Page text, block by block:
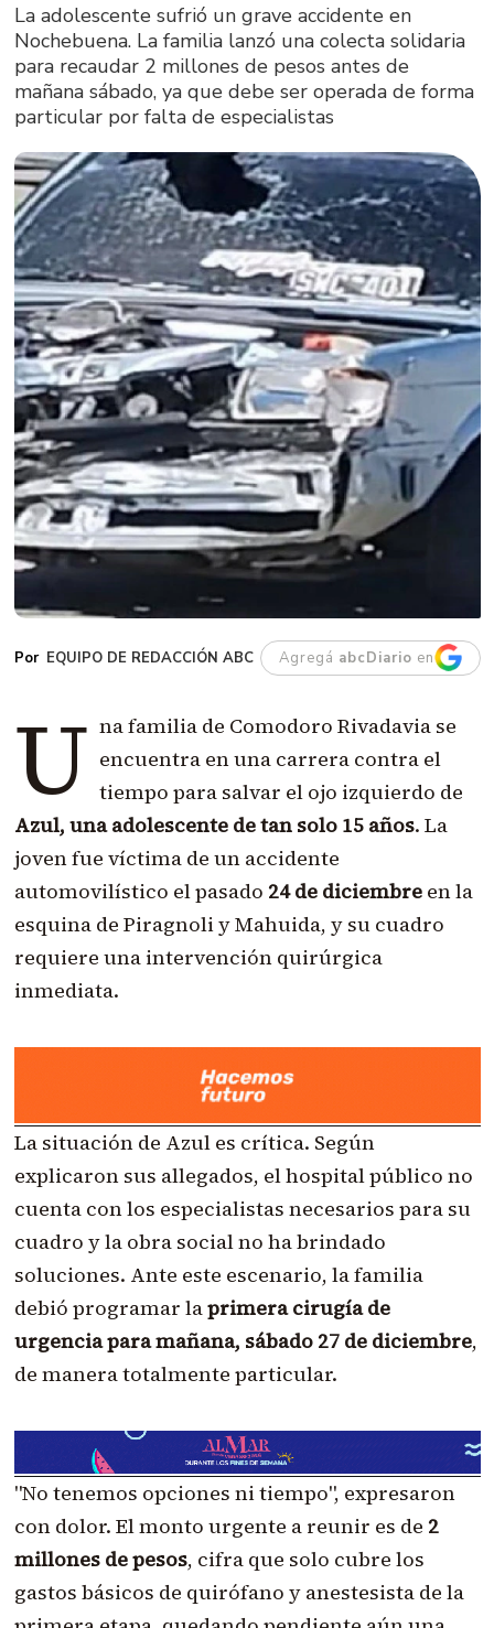
La adolescente sufrió un grave accidente en
Nochebuena. La familia lanzó una colecta solidaria
para recaudar 2 millones de pesos antes de
mañana sábado, ya que debe ser operada de forma
particular por falta de especialistas
EQUIPO DE REDACCIÓN ABC Agregá abcDiario en
U na familia de Comodoro Rivadavia se
encuentra en una carrera contra el
tiempo para salvar el ojo izquierdo de
Azul, una adolescente de tan solo 15 años. La
joven fue víctima de un accidente
automovilístico el pasado 24 de diciembreen la
esquina de Piragnoli y Mahuida, y su cuadro
requiere una intervención quirúrgica
inmediata.
La situación de Azul es crítica. Según
explicaron sus allegados, el hospital público no
cuenta con los especialistas necesarios para su
cuadro y la obra social no ha brindado
soluciones. Ante este escenario, la familia
debió programar laprimera cirugía de
urgencia para mañana, sábado 27 de diciembre,
de manera totalmente particular.
"No tenemos opciones ni tiempo", expresaron
con dolor. El monto urgente a reunir es de 2
millones de pesos, cifra que solo cubre los
gastos básicos de quirófano y anestesista de la